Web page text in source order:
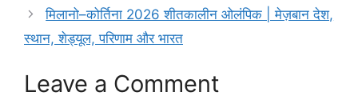
मिलानो–कोर्तिना 2026 शीतकालीन ओलंपिक | मेज़बान देश,
स्थान, शेड्यूल, परिणाम और भारत
Leave a Comment